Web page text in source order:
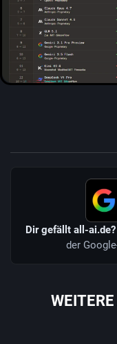
Dir gefällt all-ai.de?
der